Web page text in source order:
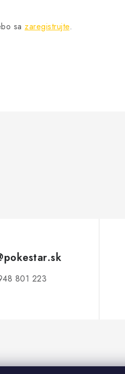
sa zaregistrujte.
pokestar.sk
801 223